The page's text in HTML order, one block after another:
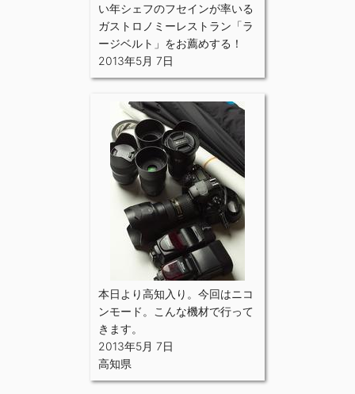
い年シェフのフセインが率いる
ガストロノミーレストラン「ラ
ージベルト」をお薦めする！
2013年5月 7日
本日より高知入り。今回はニコ
ンモード。こんな機材で行って
きます。
2013年5月 7日
高知県